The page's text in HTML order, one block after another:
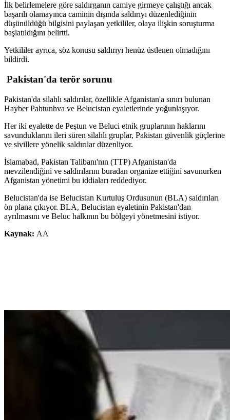
İlk belirlemelere göre saldırganın camiye girmeye çalıştığı ancak
başarılı olamayınca caminin dışında saldırıyı düzenlediğinin
düşünüldüğü bilgisini paylaşan yetkililer, olaya ilişkin soruşturma
başlatıldığını belirtti.
Yetkililer ayrıca, söz konusu saldırıyı henüz üstlenen olmadığını
bildirdi.
⁠ ⁠Pakistan'da terör sorunu
Pakistan'da silahlı saldırılar, özellikle Afganistan'a sınırı bulunan
Hayber Pahtunhva ve Belucistan eyaletlerinde yoğunlaşıyor.
Her iki eyalette de Peştun ve Beluci etnik gruplarının haklarını
savunduklarını ileri süren silahlı gruplar, Pakistan güvenlik güçlerine
ve sivillere yönelik saldırılar düzenliyor.
İslamabad, Pakistan Talibanı'nın (TTP) Afganistan'da
mevzilendiğini ve saldırılarını buradan organize ettiğini savunurken
Afganistan yönetimi bu iddiaları reddediyor.
Belucistan'da ise Belucistan Kurtuluş Ordusunun (BLA) saldırıları
ön plana çıkıyor. BLA, Belucistan eyaletinin Pakistan'dan
ayrılmasını ve Beluc halkının bu bölgeyi yönetmesini istiyor.
Kaynak: AA